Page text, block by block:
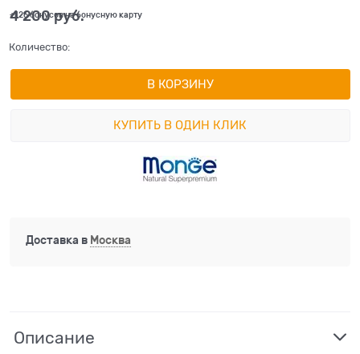
4 200 руб.
+126 бонусов на бонусную карту
Количество:
В КОРЗИНУ
КУПИТЬ В ОДИН КЛИК
Доставка в Москва
Описание